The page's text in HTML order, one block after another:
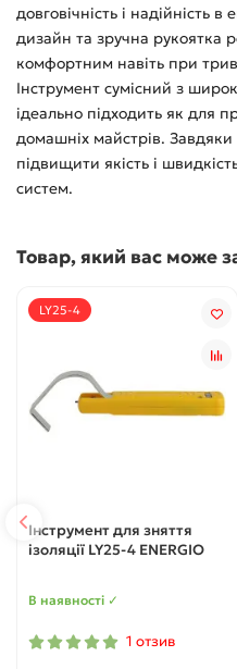
довговічність і надійність
дизайн та зручна рукоятка
комфортним навіть при
Інструмент сумісний з
ідеально підходить як для
домашніх майстрів.
підвищити якість і
систем.
Товар, який вас може
LY25-4
Інструмент для зняття
ізоляції LY25-4 ENERGIO
В наявності ✓
1 отзив